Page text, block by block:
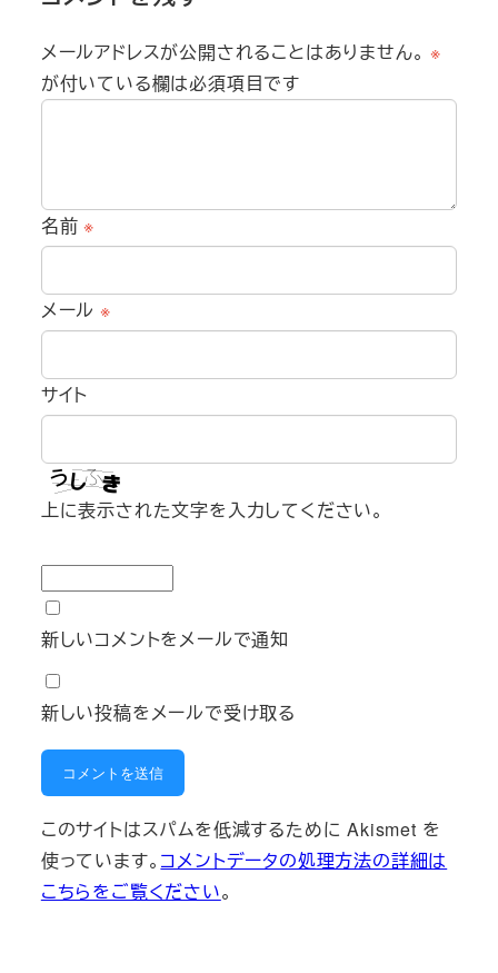
メールアドレスが公開されることはありません。 ※
が付いている欄は必須項目です
名前※
メール ※
サイト
上に表示された文字を入力してください。
新しいコメントをメールで通知
新しい投稿をメールで受け取る
このサイトはスパムを低減するために Akismet を
使っています。 コメントデータの処理方法の詳細は
こちらをご覧ください。